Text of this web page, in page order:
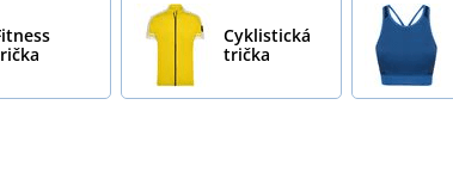
Cyklistická
trička